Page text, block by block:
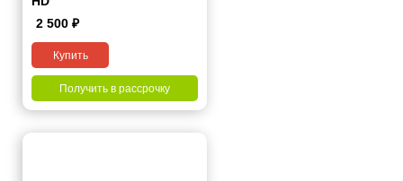
2 500 ₽
Купить
Получить в рассрочку